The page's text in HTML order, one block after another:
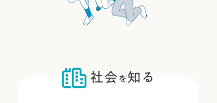
社会 を 知る